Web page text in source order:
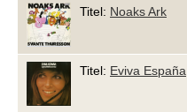
Titel: Noaks Ark
Titel: Eviva España